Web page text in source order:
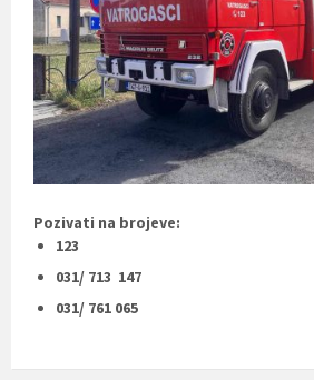
Pozivati na brojeve:
123
031/ 713 147
031/ 761 065